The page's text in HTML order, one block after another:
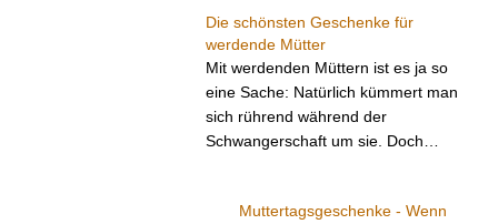
Die schönsten Geschenke für
werdende Mütter
Mit werdenden Müttern ist es ja so
eine Sache: Natürlich kümmert man
sich rührend während der
Schwangerschaft um sie. Doch…
Muttertagsgeschenke - Wenn